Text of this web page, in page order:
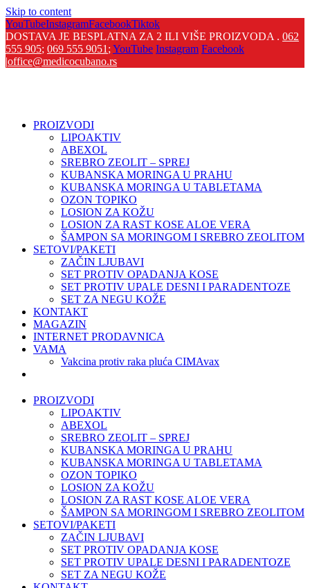
Skip to content
YouTubeInstagramFacebookTiktok
DOSTAVA JE BESPLATNA ZA 2 ILI VIŠE PROIZVODA . 062
555 905; 069 555 9051 ; YouTube Instagram Facebook
|office@medicocubano.rs
PROIZVODI
LIPOAKTIV
ABEXOL
SREBRO ZEOLIT – SPREJ
KUBANSKA MORINGA U PRAHU
KUBANSKA MORINGA U TABLETAMA
OZON TOPIKO
LOSION ZA KOŽU
LOSION ZA RAST KOSE ALOE VERA
ŠAMPON SA MORINGOM I SREBRO ZEOLITOM
SETOVI/PAKETI
ZAČIN LJUBAVI
SET PROTIV OPADANJA KOSE
SET PROTIV UPALE DESNI I PARADENTOZE
SET ZA NEGU KOŽE
KONTAKT
MAGAZIN
INTERNET PRODAVNICA
VAMA
Vakcina protiv raka pluća CIMAvax
PROIZVODI
LIPOAKTIV
ABEXOL
SREBRO ZEOLIT – SPREJ
KUBANSKA MORINGA U PRAHU
KUBANSKA MORINGA U TABLETAMA
OZON TOPIKO
LOSION ZA KOŽU
LOSION ZA RAST KOSE ALOE VERA
ŠAMPON SA MORINGOM I SREBRO ZEOLITOM
SETOVI/PAKETI
ZAČIN LJUBAVI
SET PROTIV OPADANJA KOSE
SET PROTIV UPALE DESNI I PARADENTOZE
SET ZA NEGU KOŽE